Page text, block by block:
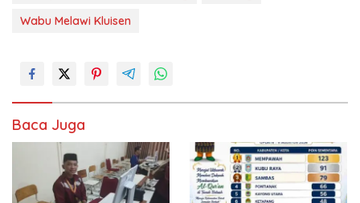
Wabu Melawi Kluisen
Baca Juga